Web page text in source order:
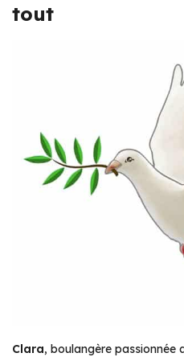
tout
Clara, boulangère passionnée